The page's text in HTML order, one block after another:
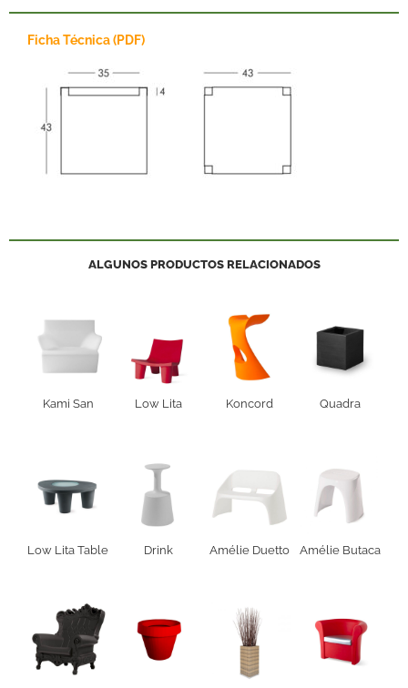
Ficha Técnica (PDF)
ALGUNOS PRODUCTOS RELACIONADOS
Kami San Low Lita Koncord Quadra
Low Lita Table Drink Amélie Duetto Amélie Butaca